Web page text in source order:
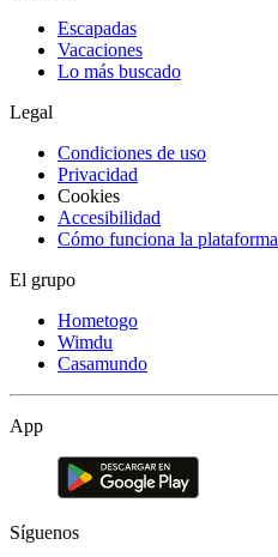
Escapadas
Vacaciones
Lo más buscado
Legal
Condiciones de uso
Privacidad
Cookies
Accesibilidad
Cómo funciona la plataforma
El grupo
Hometogo
Wimdu
Casamundo
App
Síguenos